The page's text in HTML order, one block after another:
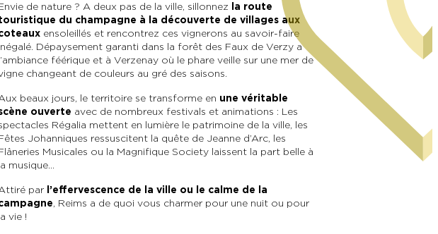
de nature ? A deux pas de la ville, sillonnez la route
du champagne à la découverte de villages aux
ensoleillés et rencontrez ces vignerons au savoir-faire
Dépaysement garanti dans la forêt des Faux de Verzy a
féérique et à Verzenay où le phare veille sur une mer de
changeant de couleurs au gré des saisons.
beaux jours, le territoire se transforme en une véritable
ouverte avec de nombreux festivals et animations : Les
Régalia mettent en lumière le patrimoine de la ville, les
Johanniques ressuscitent la quête de Jeanne d’Arc, les
Musicales ou la Magnifique Society laissent la part belle à
musique…
par l’effervescence de la ville ou le calme de la
, Reims a de quoi vous charmer pour une nuit ou pour
vie !